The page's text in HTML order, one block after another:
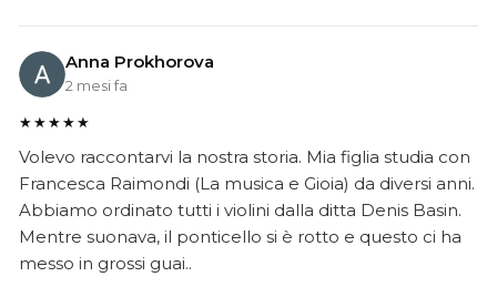
Anna Prokhorova
2 mesi fa
★★★★★
Volevo raccontarvi la nostra storia. Mia figlia studia con
Francesca Raimondi (La musica e Gioia) da diversi anni.
Abbiamo ordinato tutti i violini dalla ditta Denis Basin.
Mentre suonava, il ponticello si è rotto e questo ci ha
messo in grossi guai..